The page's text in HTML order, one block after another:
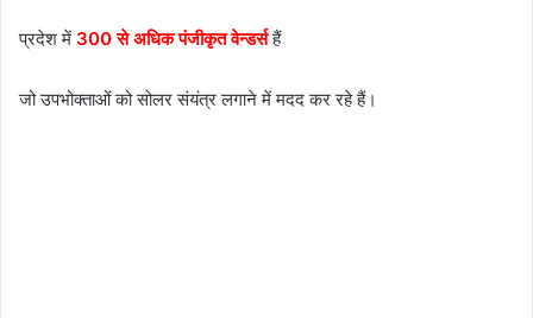
प्रदेश में 300 से अधिक पंजीकृत वेन्डर्स हैं
जो उपभोक्ताओं को सोलर संयंत्र लगाने में मदद कर रहे हैं।